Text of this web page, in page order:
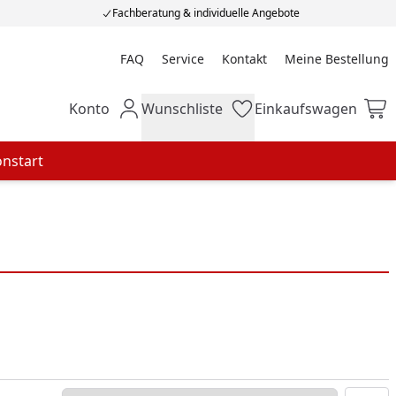
Fachberatung & individuelle Angebote
FAQ Service Kontakt Meine Bestellung
Meine Bestellung
Mein Konto
Konto Wunschliste
Wunschliste Einkaufswagen
Einkaufswagen